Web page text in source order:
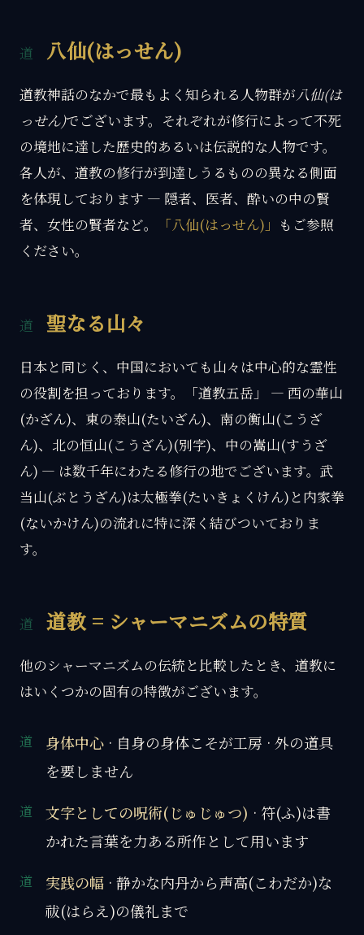
八仙(はっせん)
道教神話のなかで最もよく知られる人物群が八仙(は
っせん)でございます。それぞれが修行によって不死
の境地に達した歴史的あるいは伝説的な人物です。
各人が、道教の修行が到達しうるものの異なる側面
を体現しております — 隠者、医者、酔いの中の賢
者、女性の賢者など。
「八仙(はっせん)」 もご参照
ください。
聖なる山々
日本と同じく、中国においても山々は中心的な霊性
の役割を担っております。「道教五岳」 — 西の華山
(かざん)、東の泰山(たいざん)、南の衡山(こうざ
ん)、北の恒山(こうざん)(別字)、中の嵩山(すうざ
ん) — は数千年にわたる修行の地でございます。武
当山(ぶとうざん)は太極拳(たいきょくけん)と内家拳
(ないかけん)の流れに特に深く結びついておりま
す。
道教 = シャーマニズムの特質
他のシャーマニズムの伝統と比較したとき、道教に
はいくつかの固有の特徴がございます。
身体中心 · 自身の身体こそが工房 · 外の道具
を要しません
文字としての呪術(じゅじゅつ) · 符(ふ)は書
かれた言葉を力ある所作として用います
実践の幅 · 静かな内丹から声高(こわだか)な
祓(はらえ)の儀礼まで